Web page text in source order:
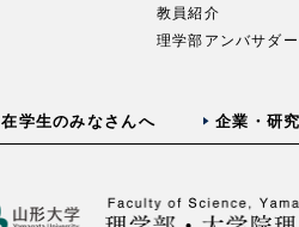
教員紹介
理学部アンバサダー
在学生のみなさんへ 企業・研